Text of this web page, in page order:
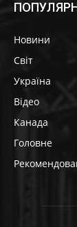
Новини
Світ
Україна
Відео
Канада
Головне